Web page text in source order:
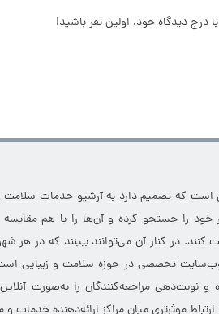
دیدگاه خود، اولین نفر باشید!
که تصمیم دارد به آرشیو خدمات سلامت و
خود را جستجو کرده و آن‌ها را با هم
در کنار آن می‌توانند ببینند که در هر
تخصصی در حوزه سلامت و زیبایی است
نوبت‌دهی مراجعه‌کنندگان را به‌صورت
ارتباط موثرتری میان مراکز ارائه‌دهنده